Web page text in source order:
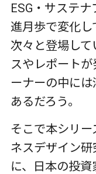
ESG・サステ
進月歩で変化
次々と登場し
スやレポート
ーナーの中に
あるだろう。
そこで本シリ
ネスデザイン
に、日本の投